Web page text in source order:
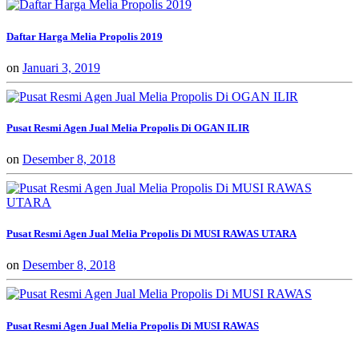
Daftar Harga Melia Propolis 2019
on Januari 3, 2019
Pusat Resmi Agen Jual Melia Propolis Di OGAN ILIR
on Desember 8, 2018
Pusat Resmi Agen Jual Melia Propolis Di MUSI RAWAS UTARA
on Desember 8, 2018
Pusat Resmi Agen Jual Melia Propolis Di MUSI RAWAS